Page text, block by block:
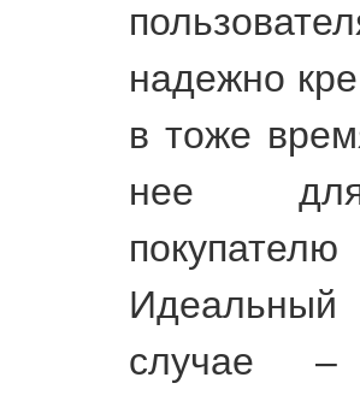
надежно
в тоже
нее для
случае